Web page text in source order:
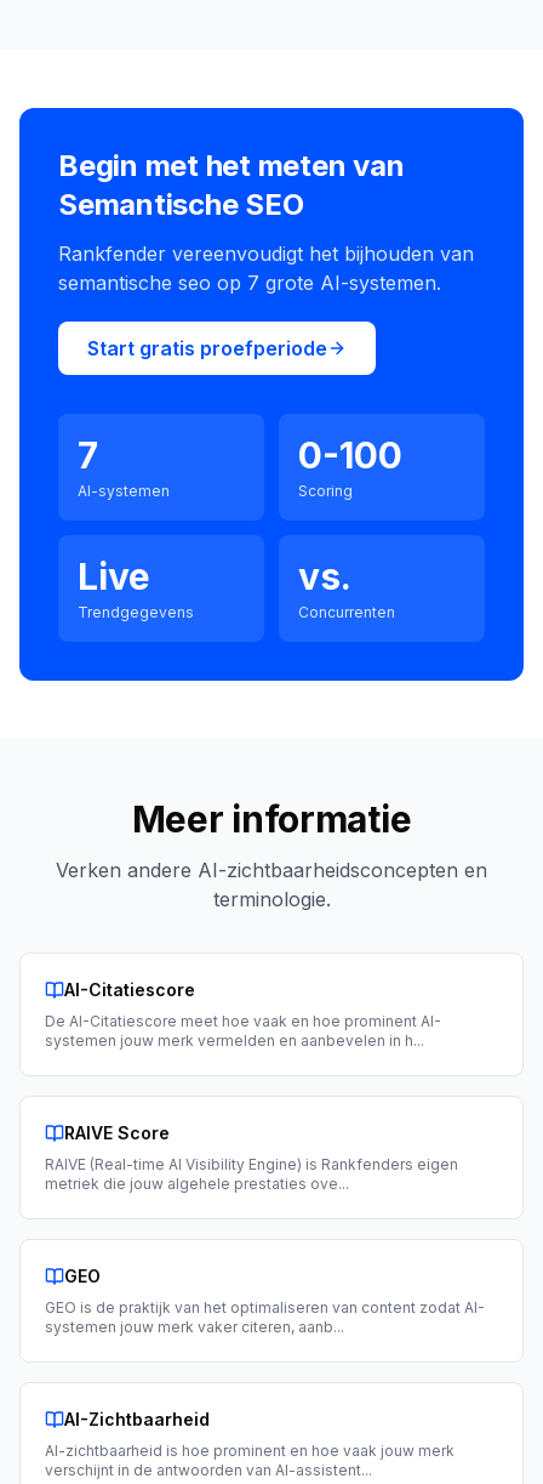
Begin met het meten van
Semantische SEO
Rankfender vereenvoudigt het bijhouden van
semantische seo op 7 grote AI-systemen.
Start gratis proefperiode
7
AI-systemen
0-100
Scoring
Live
Trendgegevens
vs.
Concurrenten
Meer informatie
Verken andere AI-zichtbaarheidsconcepten en
terminologie.
AI-Citatiescore
De AI-Citatiescore meet hoe vaak en hoe prominent AI-
systemen jouw merk vermelden en aanbevelen in h...
RAIVE Score
RAIVE (Real-time AI Visibility Engine) is Rankfenders eigen
metriek die jouw algehele prestaties ove...
GEO
GEO is de praktijk van het optimaliseren van content zodat AI-
systemen jouw merk vaker citeren, aanb...
AI-Zichtbaarheid
AI-zichtbaarheid is hoe prominent en hoe vaak jouw merk
verschijnt in de antwoorden van AI-assistent...